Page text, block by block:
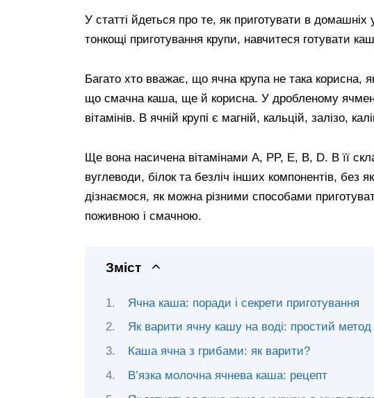
У статті йдеться про те, як приготувати в
тонкощі приготування крупи, навчитеся готувати
Багато хто вважає, що ячна крупа не така
що смачна каша, ще й корисна. У дробленому
вітамінів. В ячній крупі є магній, кальцій, залізо,
Ще вона насичена вітамінами A, PP, E, B, D. В її
вуглеводи, білок та безліч інших компонентів, без
дізнаємося, як можна різними способами
поживною і смачною.
Зміст
Ячна каша: поради і секрети приготування
Як варити ячну кашу на воді: простий метод
Каша ячна з грибами: як варити?
В’язка молочна ячнева каша: рецепт